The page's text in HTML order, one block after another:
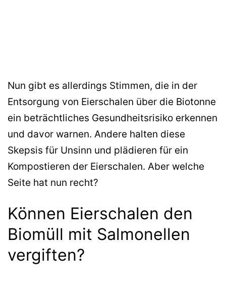
Nun gibt es allerdings Stimmen, die in der
Entsorgung von Eierschalen über die Biotonne
ein beträchtliches Gesundheitsrisiko erkennen
und davor warnen. Andere halten diese
Skepsis für Unsinn und plädieren für ein
Kompostieren der Eierschalen. Aber welche
Seite hat nun recht?
Können Eierschalen den
Biomüll mit Salmonellen
vergiften?